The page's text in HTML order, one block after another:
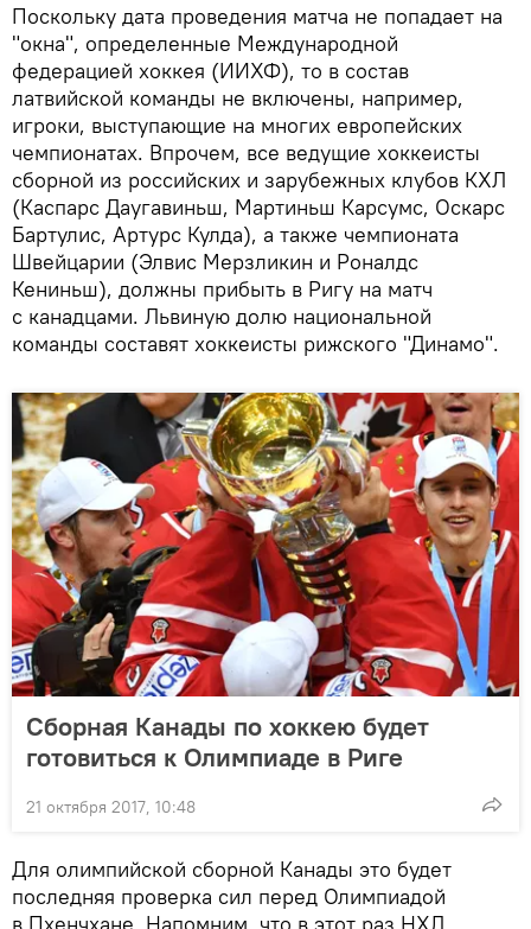
Поскольку дата проведения матча не попадает на
"окна", определенные Международной
федерацией хоккея (ИИХФ), то в состав
латвийской команды не включены, например,
игроки, выступающие на многих европейских
чемпионатах. Впрочем, все ведущие хоккеисты
сборной из российских и зарубежных клубов КХЛ
(Каспарс Даугавиньш, Мартиньш Карсумс, Оскарс
Бартулис, Артурс Кулда), а также чемпионата
Швейцарии (Элвис Мерзликин и Роналдс
Кениньш), должны прибыть в Ригу на матч
с канадцами. Львиную долю национальной
команды составят хоккеисты рижского "Динамо".
Сборная Канады по хоккею будет
готовиться к Олимпиаде в Риге
21 октября 2017, 10:48
Для олимпийской сборной Канады это будет
последняя проверка сил перед Олимпиадой
в Пхенчхане. Напомним, что в этот раз НХЛ